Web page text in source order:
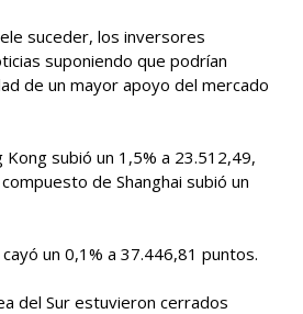
suceder, los inversores
suponiendo que podrían
de un mayor apoyo del mercado
Kong subió un 1,5% a 23.512,49,
de Shanghai subió un
un 0,1% a 37.446,81 puntos.
del Sur estuvieron cerrados